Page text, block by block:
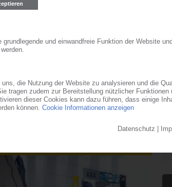
die Preise nach unten /
Preissturz, nachdem das
den USA und dem Iran den
von Öl, Naphtha
um 270 EUR/t nach unten
EPS und... (04.08.2026)